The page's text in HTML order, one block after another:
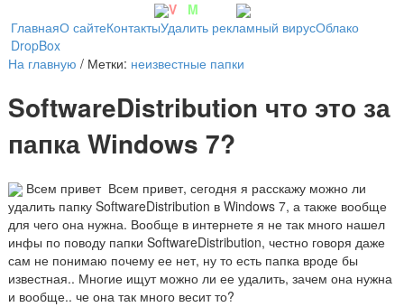
Virt M
ГлавнаяО сайтеКонтактыУдалить рекламный вирусОблако
DropBox
На главную / Метки: неизвестные папки
SoftwareDistribution что это за
папка Windows 7?
Всем привет Всем привет, сегодня я расскажу можно ли
удалить папку SoftwareDistribution в Windows 7, а также вообще
для чего она нужна. Вообще в интернете я не так много нашел
инфы по поводу папки SoftwareDistribution, честно говоря даже
сам не понимаю почему ее нет, ну то есть папка вроде бы
известная.. Многие ищут можно ли ее удалить, зачем она нужна
и вообще.. че она так много весит то?